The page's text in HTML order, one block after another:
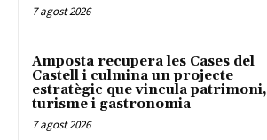
7 agost 2026
Amposta recupera les Cases del
Castell i culmina un projecte
estratègic que vincula patrimoni,
turisme i gastronomia
7 agost 2026